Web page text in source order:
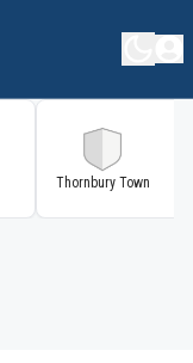
Thornbury Town